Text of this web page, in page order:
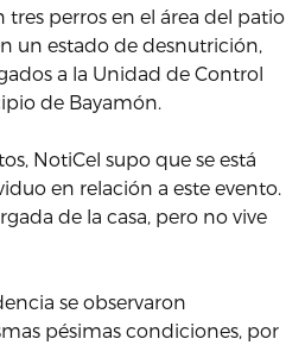
tres perros en el área del patio
un estado de desnutrición,
a la Unidad de Control
de Bayamón.
NotiCel supo que se está
en relación a este evento.
de la casa, pero no vive
se observaron
pésimas condiciones, por